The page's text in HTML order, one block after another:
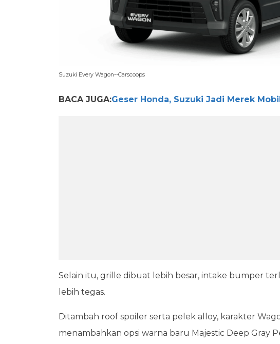
Suzuki Every Wagon--Carscoops
BACA JUGA:Geser Honda, Suzuki Jadi Merek
Selain itu, grille dibuat lebih besar, intake bumper
lebih tegas.
Ditambah roof spoiler serta pelek alloy, karakter
menambahkan opsi warna baru Majestic Deep Gray